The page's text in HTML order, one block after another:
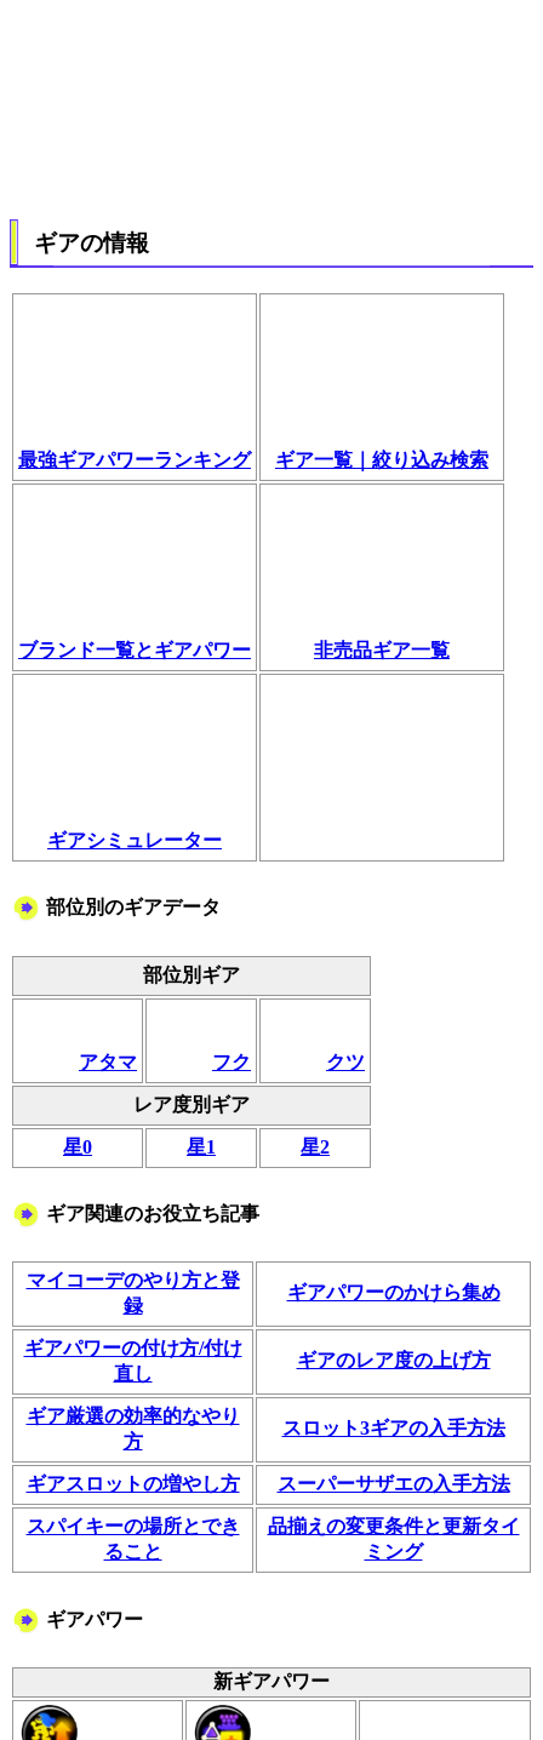
ギアの情報
最強ギアパワーランキング ギア一覧｜絞り込み検索
ブランド一覧とギアパワー 非売品ギア一覧
ギアシミュレーター
部位別のギアデータ
部位別ギア
アタマ フク クツ
レア度別ギア
星0 星1 星2
ギア関連のお役立ち記事
マイコーデのやり方と登
録
ギアパワーのかけら集め
ギアパワーの付け方/付け
直し
ギアのレア度の上げ方
ギア厳選の効率的なやり
方
スロット3ギアの入手方法
ギアスロットの増やし方 スーパーサザエの入手方法
スパイキーの場所とでき
ること
品揃えの変更条件と更新タイ
ミング
ギアパワー
新ギアパワー